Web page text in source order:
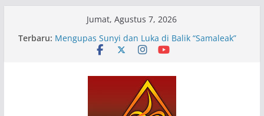
Jumat, Agustus 7, 2026
Terbaru: Pameran Lukisan Komunitas Patria Seni Rupa
Kota Blitar : Ketika “Bergerak” Menjadi Mantra
Mengupas Sunyi dan Luka di Balik “Samaleak”
Menjaga Marwah Seni dan Budaya: Catatan
Kunjungan Kerja Ir. Bambang Haryo Soekartono
(BHS) Anggota DPR RI ke Taman Budaya Jawa